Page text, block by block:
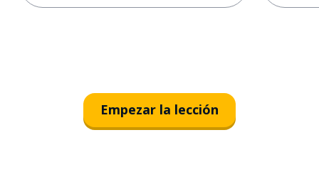
Empezar la lección